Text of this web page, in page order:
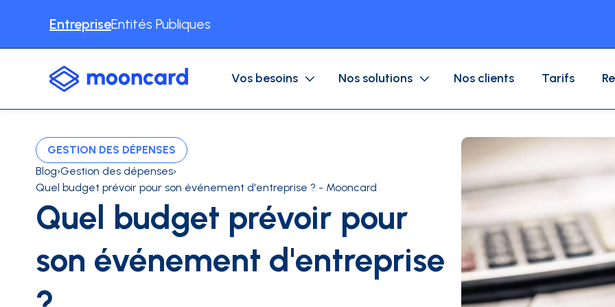
EntrepriseEntités Publiques
Vos besoins
VOS BESOINS
Dépenses Professionnelles
Déplacements professionnels Carte Carburant
INDUSTRIES BTP Consulting Associations
Nos solutions
NOS SOLUTIONS
Automatisation comptable
Cartes physiques Circuit de validation
Cartes virtuelles Logiciel de gestion des dépenses
Nos clients Tarifs
CAS D'USAGE
Notes de frais
Dépenses entreprises
Récupération de TVA
Autres cas d'usages
CONTENU Partenaires Blog
Témoignages
Calculateur ROI
GESTION DES DÉPENSES
Blog›Gestion des dépenses›
Quel budget prévoir pour son événement d'entreprise ? - Mooncard
Quel budget prévoir pour
son événement d'entreprise